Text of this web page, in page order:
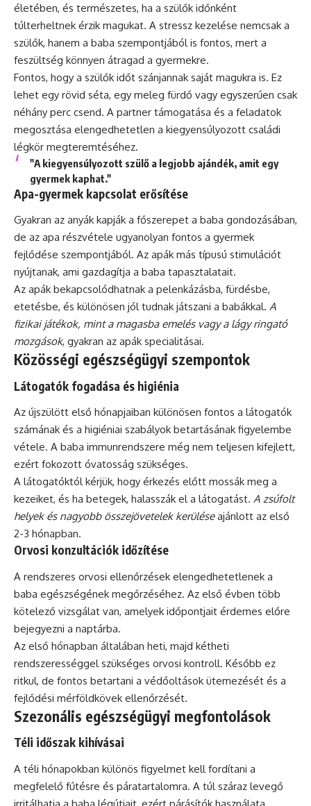
életében, és természetes, ha a szülők időnként
túlterheltnek érzik magukat. A stressz kezelése nemcsak a
szülők, hanem a baba szempontjából is fontos, mert a
feszültség könnyen átragad a gyermekre.
Fontos, hogy a szülők időt szánjannak saját magukra is. Ez
lehet egy rövid séta, egy meleg fürdő vagy egyszerűen csak
néhány perc csend. A partner támogatása és a feladatok
megosztása elengedhetetlen a kiegyensúlyozott családi
légkör megteremtéséhez.
"A kiegyensúlyozott szülő a legjobb ajándék, amit egy
gyermek kaphat."
Apa-gyermek kapcsolat erősítése
Gyakran az anyák kapják a főszerepet a baba gondozásában,
de az apa részvétele ugyanolyan fontos a gyermek
fejlődése szempontjából. Az apák más típusú stimulációt
nyújtanak, ami gazdagítja a baba tapasztalatait.
Az apák bekapcsolódhatnak a pelenkázásba, fürdésbe,
etetésbe, és különösen jól tudnak játszani a babákkal. A
fizikai játékok, mint a magasba emelés vagy a lágy ringató
mozgások, gyakran az apák specialitásai.
Közösségi egészségügyi szempontok
Látogatók fogadása és higiénia
Az újszülött első hónapjaiban különösen fontos a látogatók
számának és a higiéniai szabályok betartásának figyelembe
vétele. A baba immunrendszere még nem teljesen kifejlett,
ezért fokozott óvatosság szükséges.
A látogatóktól kérjük, hogy érkezés előtt mossák meg a
kezeiket, és ha betegek, halasszák el a látogatást. A zsúfolt
helyek és nagyobb összejövetelek kerüléseajánlott az első
2-3 hónapban.
Orvosi konzultációk időzítése
A rendszeres orvosi ellenőrzések elengedhetetlenek a
baba egészségének megőrzéséhez. Az első évben több
kötelező vizsgálat van, amelyek időpontjait érdemes előre
bejegyezni a naptárba.
Az első hónapban általában heti, majd kétheti
rendszerességgel szükséges orvosi kontroll. Később ez
ritkul, de fontos betartani a védőoltások ütemezését és a
fejlődési mérföldkövek ellenőrzését.
Szezonális egészségügyi megfontolások
Téli időszak kihívásai
A téli hónapokban különös figyelmet kell fordítani a
megfelelő fűtésre és páratartalomra. A túl száraz levegő